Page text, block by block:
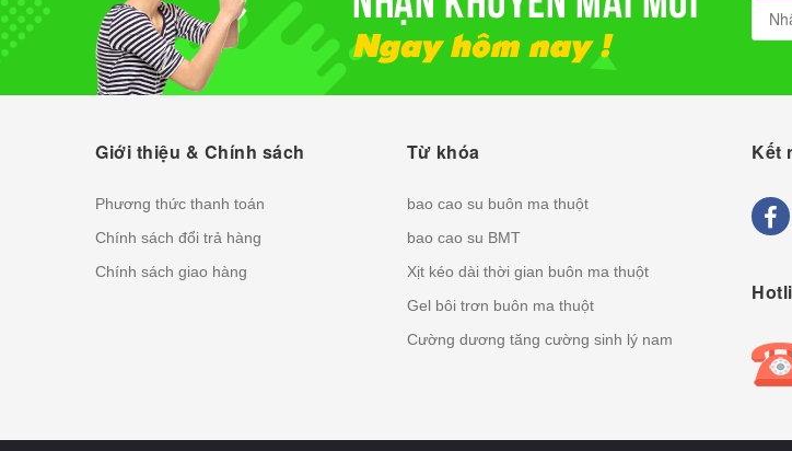
Giới thiệu & Chính sách
Phương thức thanh toán
Chính sách đổi trả hàng
Chính sách giao hàng
Từ khóa
bao cao su buôn ma thuột
bao cao su BMT
Xịt kéo dài thời gian buôn ma thuột
Gel bôi trơn buôn ma thuột
Cường dương tăng cường sinh lý nam
Kết